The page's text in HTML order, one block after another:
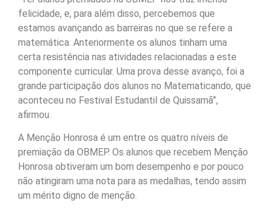
felicidade, e, para além disso, percebemos que
estamos avançando as barreiras no que se refere a
matemática. Anteriormente os alunos tinham uma
certa resistência nas atividades relacionadas a este
componente curricular. Uma prova desse avanço, foi a
grande participação dos alunos no Matematicando, que
aconteceu no Festival Estudantil de Quissamã”,
afirmou.
A Menção Honrosa é um entre os quatro níveis de
premiação da OBMEP. Os alunos que recebem Menção
Honrosa obtiveram um bom desempenho e por pouco
não atingiram uma nota para as medalhas, tendo assim
um mérito digno de menção.